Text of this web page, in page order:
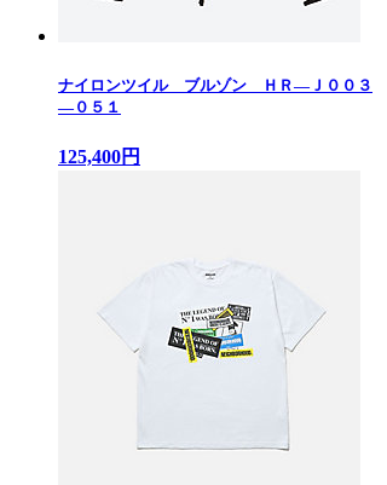
ナイロンツイル ブルゾン ＨＲ—Ｊ００３
—０５１
125,400円